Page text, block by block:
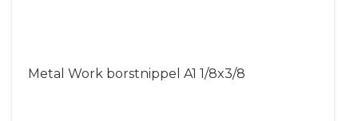
Metal Work borstnippel A1 1/8x3/8